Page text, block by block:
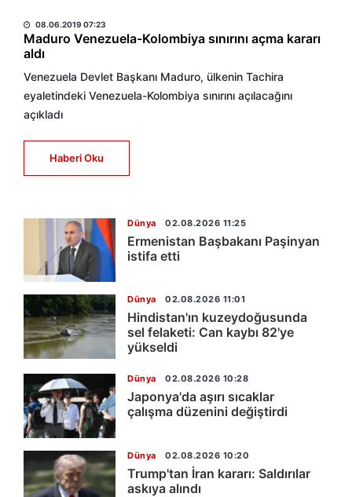
08.06.2019 07:23
Maduro Venezuela-Kolombiya sınırını açma kararı
aldı
Venezuela Devlet Başkanı Maduro, ülkenin Tachira
eyaletindeki Venezuela-Kolombiya sınırını açılacağını
açıkladı
Haberi Oku
Dünya 02.08.2026 11:25
Ermenistan Başbakanı Paşinyan
istifa etti
Dünya 02.08.2026 11:01
Hindistan'ın kuzeydoğusunda
sel felaketi: Can kaybı 82'ye
yükseldi
Dünya 02.08.2026 10:28
Japonya'da aşırı sıcaklar
çalışma düzenini değiştirdi
Dünya 02.08.2026 10:20
Trump'tan İran kararı: Saldırılar
askıya alındı